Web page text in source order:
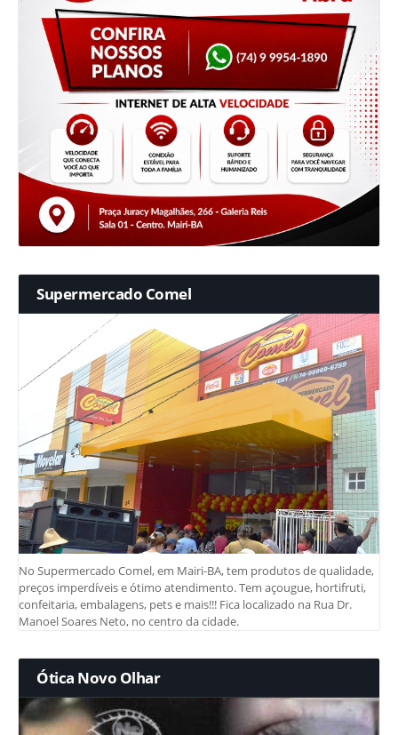
Supermercado Comel
No Supermercado Comel, em Mairi-BA, tem produtos de qualidade,
preços imperdíveis e ótimo atendimento. Tem açougue, hortifruti,
confeitaria, embalagens, pets e mais!!! Fica localizado na Rua Dr.
Manoel Soares Neto, no centro da cidade.
Ótica Novo Olhar